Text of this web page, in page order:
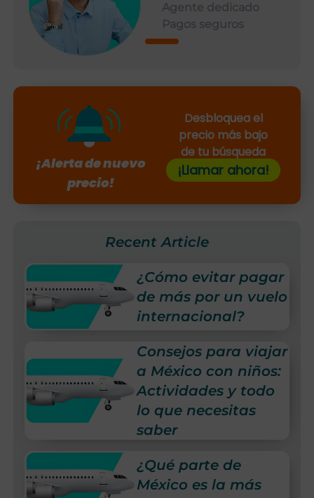
Agente dedicado
Pagos seguros
¡Alerta de nuevo
precio!
Desbloquea el
precio más bajo
de tu búsqueda
¡Llamar ahora!
Recent Article
¿Cómo evitar pagar
de más por un vuelo
internacional?
Consejos para viajar
a México con niños:
Actividades y todo
lo que necesitas
saber
¿Qué parte de
México es la más